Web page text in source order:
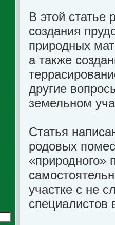
В этой статье
создания
природных
а также
другие
земельном
Статья
родовых
«природного»
участке с не
специалистов